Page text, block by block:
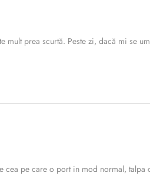
prea scurtă. Peste zi, dacă mi se
cea pe care o port in mod normal, talpa